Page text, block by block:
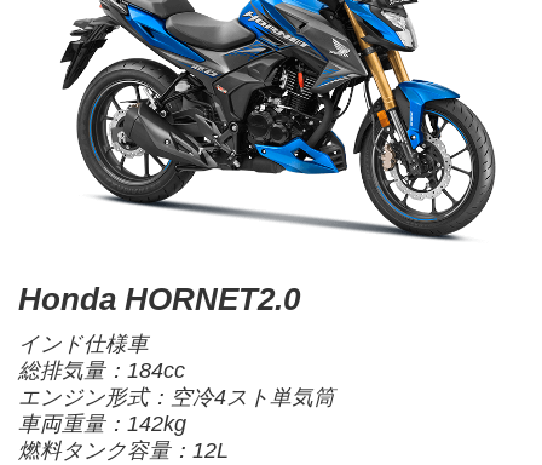
Honda HORNET2.0
インド仕様車
総排気量：184cc
エンジン形式：空冷4スト単気筒
車両重量：142kg
燃料タンク容量：12L